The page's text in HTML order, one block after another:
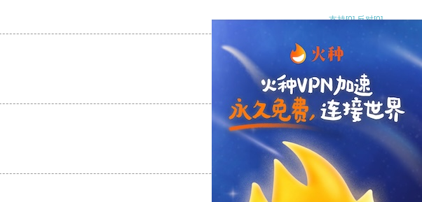
支持[0] 反对[0]
支持[0] 反对
支持